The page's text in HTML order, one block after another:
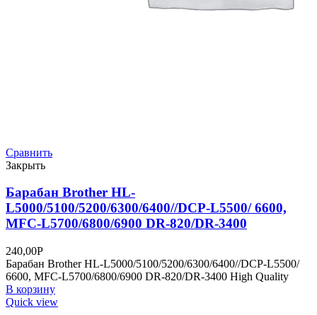
Сравнить
Закрыть
Барабан Brother HL-
L5000/5100/5200/6300/6400//DCP-L5500/ 6600,
MFC-L5700/6800/6900 DR-820/DR-3400
240,00Р
Барабан Brother HL-L5000/5100/5200/6300/6400//DCP-L5500/
6600, MFC-L5700/6800/6900 DR-820/DR-3400 High Quality
В корзину
Quick view